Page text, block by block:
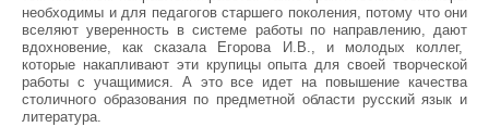
необходимы и для педагогов старшего поколения, потому что они
вселяют уверенность в системе работы по направлению, дают
вдохновение, как сказала Егорова И.В., и молодых коллег,
которые накапливают эти крупицы опыта для своей творческой
работы с учащимися. А это все идет на повышение качества
столичного образования по предметной области русский язык и
литература.